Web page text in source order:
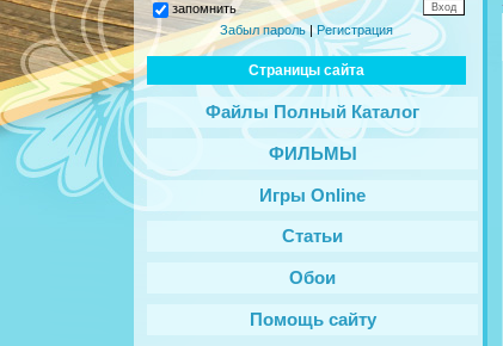
запомнить
Забыл пароль|Регистрация
Страницы сайта
Файлы Полный Каталог
ФИЛЬМЫ
Игры Online
Статьи
Обои
Помощь сайту